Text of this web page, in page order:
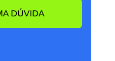
DÚVIDA